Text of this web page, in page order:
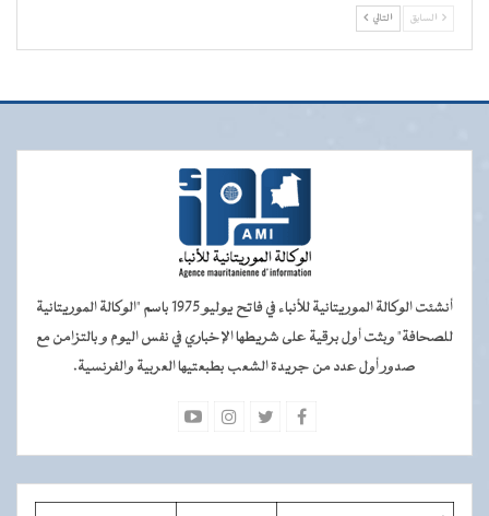
السابق التالي
أنشئت الوكالة الموريتانية للأنباء في فاتح يوليو 1975 باسم "الوكالة الموريتانية
للصحافة" وبثت أول برقية على شريطها الإخباري في نفس اليوم و بالتزامن مع
صدور أول عدد من جريدة الشعب بطبعتيها العربية والفرنسية.